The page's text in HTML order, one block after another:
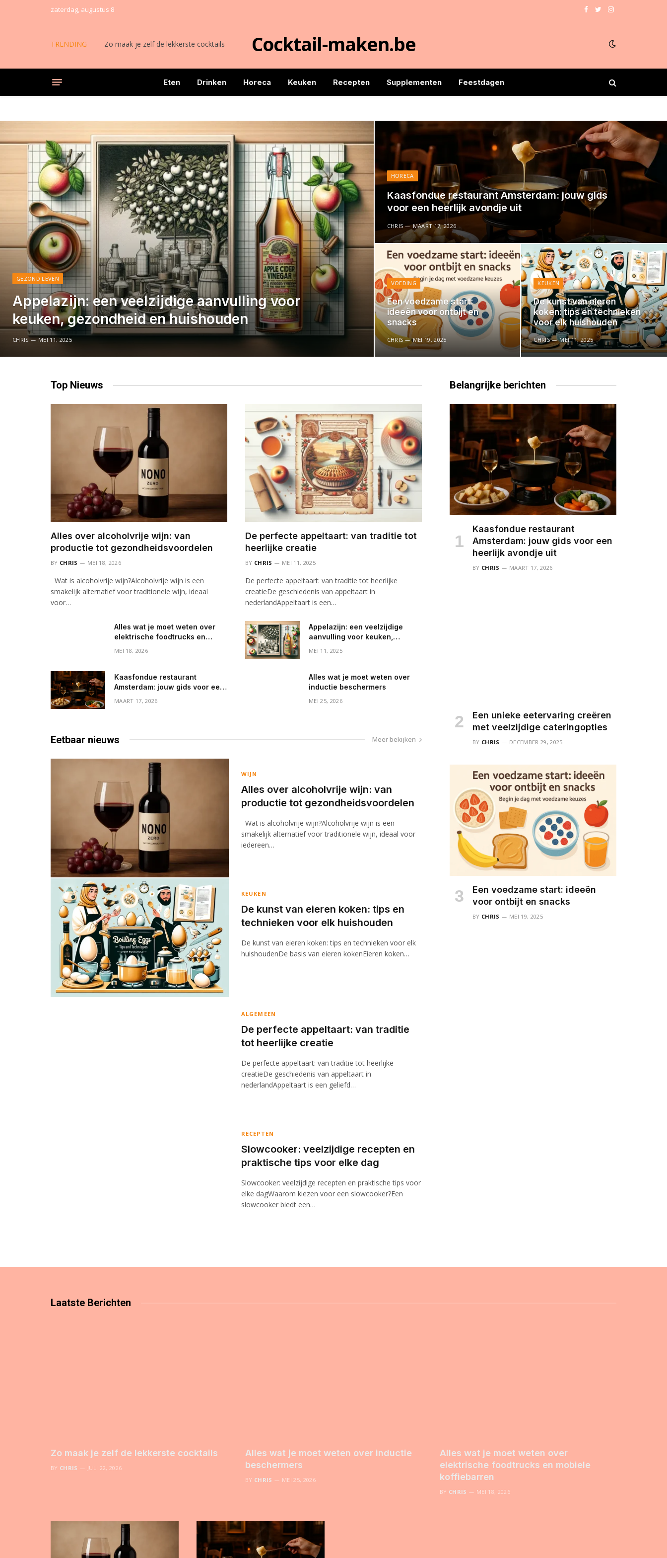
zaterdag, augustus 8 Facebook
TwitterInstagram
TRENDING Alles wat je moet weten over inductie beschermers Cocktail-maken.be
Eten Drinken Horeca Keuken Recepten Supplementen Feestdagen
GEZOND LEVEN
Appelazijn: een veelzijdige aanvulling voor
keuken, gezondheid en huishouden
CHRIS MEI 11, 2025
HORECA
Kaasfondue restaurant Amsterdam: jouw gids
voor een heerlijk avondje uit
CHRIS MAART 17, 2026
VOEDING
Een voedzame start:
ideeën voor ontbijt en
snacks
CHRIS MEI 19, 2025
KEUKEN
De kunst van eieren
koken: tips en technieken
voor elk huishouden
CHRIS MEI 11, 2025
Top Nieuws
Alles over alcoholvrije wijn: van
productie tot gezondheidsvoordelen
BY CHRIS MEI 18, 2026
Wat is alcoholvrije wijn?Alcoholvrije wijn is een
smakelijk alternatief voor traditionele wijn, ideaal
voor…
De perfecte appeltaart: van traditie tot
heerlijke creatie
BY CHRIS MEI 11, 2025
De perfecte appeltaart: van traditie tot heerlijke
creatieDe geschiedenis van appeltaart in
nederlandAppeltaart is een…
Alles wat je moet weten over
elektrische foodtrucks en
MEI 18, 2026
Appelazijn: een veelzijdige
aanvulling voor keuken,
MEI 11, 2025
Kaasfondue restaurant
Amsterdam: jouw gids voor een
MAART 17, 2026
Alles wat je moet weten over
inductie beschermers
MEI 25, 2026
Eetbaar nieuws Meer bekijken
WIJN
Alles over alcoholvrije wijn: van
productie tot gezondheidsvoordelen
Wat is alcoholvrije wijn?Alcoholvrije wijn is een
smakelijk alternatief voor traditionele wijn, ideaal voor
iedereen…
KEUKEN
De kunst van eieren koken: tips en
technieken voor elk huishouden
De kunst van eieren koken: tips en technieken voor elk
huishoudenDe basis van eieren kokenEieren koken…
ALGEMEEN
De perfecte appeltaart: van traditie
tot heerlijke creatie
De perfecte appeltaart: van traditie tot heerlijke
creatieDe geschiedenis van appeltaart in
nederlandAppeltaart is een geliefd…
RECEPTEN
Slowcooker: veelzijdige recepten en
praktische tips voor elke dag
Slowcooker: veelzijdige recepten en praktische tips voor
elke dagWaarom kiezen voor een slowcooker?Een
slowcooker biedt een…
Belangrijke berichten
Kaasfondue restaurant
Amsterdam: jouw gids voor een
heerlijk avondje uit
BY CHRIS MAART 17, 2026
Een unieke eetervaring creëren
met veelzijdige cateringopties
BY CHRIS DECEMBER 29, 2025
Een voedzame start: ideeën
voor ontbijt en snacks
BY CHRIS MEI 19, 2025
Laatste Berichten
Zo maak je zelf de lekkerste cocktails
BY CHRIS JULI 22, 2026
Alles wat je moet weten over inductie
beschermers
BY CHRIS MEI 25, 2026
Alles wat je moet weten over
elektrische foodtrucks en mobiele
koffiebarren
BY CHRIS MEI 18, 2026